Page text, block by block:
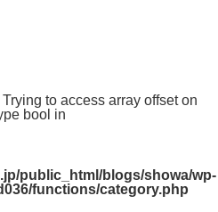
Trying to access array offset on
bool in
public_html/blogs/showa/wp-
functions/category.php